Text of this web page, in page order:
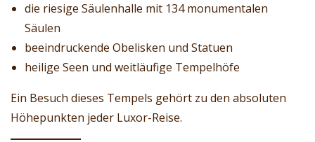
die riesige Säulenhalle mit 134 monumentalen
Säulen
beeindruckende Obelisken und Statuen
heilige Seen und weitläufige Tempelhöfe
Ein Besuch dieses Tempels gehört zu den absoluten
Höhepunkten jeder Luxor-Reise.